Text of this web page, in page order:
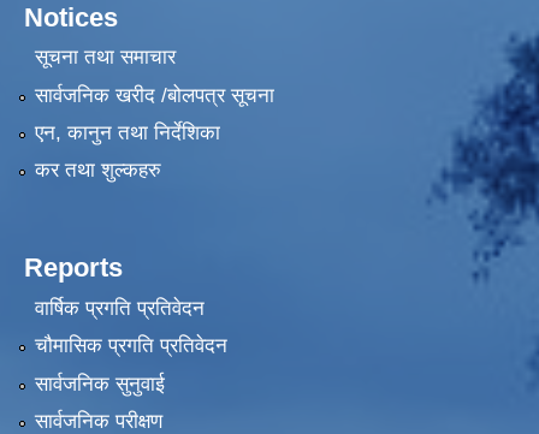
Notices
सूचना तथा समाचार
सार्वजनिक खरीद /बोलपत्र सूचना
एन, कानुन तथा निर्देशिका
कर तथा शुल्कहरु
Reports
वार्षिक प्रगति प्रतिवेदन
चौमासिक प्रगति प्रतिवेदन
सार्वजनिक सुनुवाई
सार्वजनिक परीक्षण